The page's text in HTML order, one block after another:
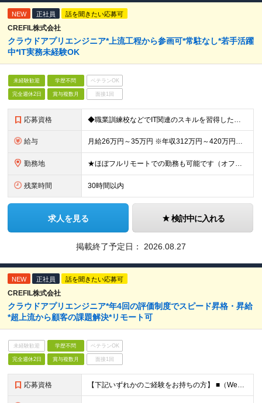
NEW 正社員 話を聞きたい応募可
CREFIL株式会社
クラウドアプリエンジニア*上流工程から参画可*常駐なし*若手活躍
中*IT実務未経験OK
未経験歓迎 学歴不問 ベテランOK
完全週休2日 賞与複数月 面接1回
応募資格 ◆職業訓練校などでIT関連のスキルを習得した方、もしくはIT関連の資格を保持した方 ◆顧客折衝のご経験をお持ちの方 ※学歴不問 ★チームでの案件推進が前提になるので、チームワークを大切にする方、チー
給与 月給26万円～35万円 ※年収312万円～420万円を想定しています ★昇給年2回(実績・評価による) ★業績賞与あり（半期と通年/実績・評価による) ★インセンティブ制度あり (社員紹介、新規事業企
勤務地 ★ほぼフルリモートでの勤務も可能です（オフィス出社、リモート勤務を選択ができます） ※2ヶ月に一度実施する「全社会」への参加（出社）が必須であり、 業務のフェーズの応じて出社を推奨する場合があります
残業時間 30時間以内
求人を見る 検討中に入れる
掲載終了予定日： 2026.08.27
NEW 正社員 話を聞きたい応募可
CREFIL株式会社
クラウドアプリエンジニア*年4回の評価制度でスピード昇格・昇給
*超上流から顧客の課題解決*リモート可
未経験歓迎 学歴不問 ベテランOK
完全週休2日 賞与複数月 面接1回
応募資格 【下記いずれかのご経験をお持ちの方】 ■（Web/オープン系）システム基本設計、詳細設計、実装のご経験を2年以上お持ちの方 ※学歴不問 ＜当社の風土について少しご紹介します！＞ 50名ほどのベンチャ